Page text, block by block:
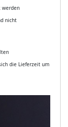
werden
nicht
die Lieferzeit um